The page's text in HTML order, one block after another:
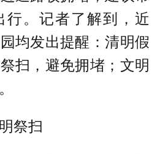
行。记者了解到，近
均发出提醒：清明假
扫，避免拥堵；文明
祭扫